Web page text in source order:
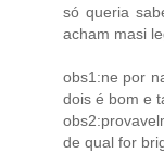
só queria
acham masi
obs1:ne por
dois é bom e
de qual for